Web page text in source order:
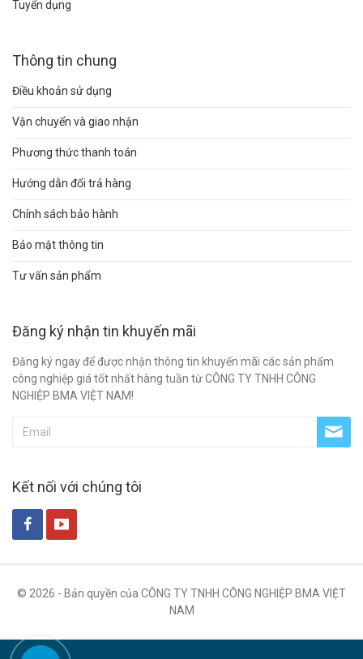
Tuyển dụng
Thông tin chung
Điều khoản sử dụng
Vận chuyển và giao nhận
Phương thức thanh toán
Hướng dẫn đổi trả hàng
Chính sách bảo hành
Bảo mật thông tin
Tư vấn sản phẩm
Đăng ký nhận tin khuyến mãi
Đăng ký ngay để được nhận thông tin khuyến mãi các sản phẩm
công nghiệp giá tốt nhất hàng tuần từ CÔNG TY TNHH CÔNG
NGHIỆP BMA VIỆT NAM!
Kết nối với chúng tôi
© 2026 - Bản quyền của CÔNG TY TNHH CÔNG NGHIỆP BMA VIỆT
NAM